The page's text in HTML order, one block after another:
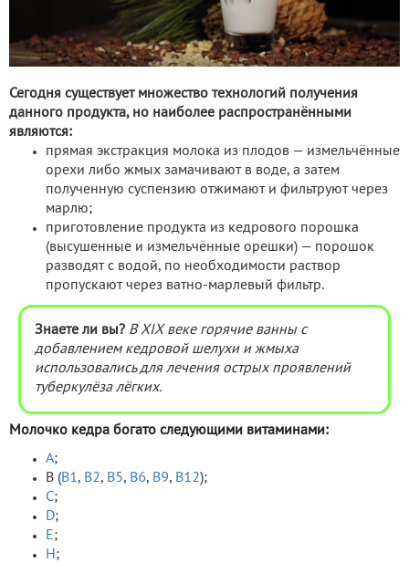
Сегодня существует множество технологий получения
данного продукта, но наиболее распространёнными
являются:
прямая экстракция молока из плодов — измельчённые
орехи либо жмых замачивают в воде, а затем
полученную суспензию отжимают и фильтруют через
марлю;
приготовление продукта из кедрового порошка
(высушенные и измельчённые орешки) — порошок
разводят с водой, по необходимости раствор
пропускают через ватно-марлевый фильтр.
Знаете ли вы? В XIX веке горячие ванны с
добавлением кедровой шелухи и жмыха
использовались для лечения острых проявлений
туберкулёза лёгких.
Молочко кедра богато следующими витаминами:
А;
В (В1, В2, В5, В6, В9, В12);
С;
D;
Е;
Н ;